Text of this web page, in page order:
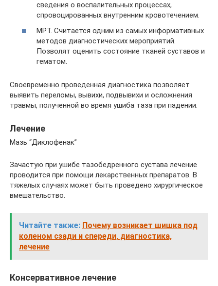
сведения о воспалительных процессах,
спровоцированных внутренним кровотечением.
МРТ. Считается одним из самых информативных
методов диагностических мероприятий.
Позволят оценить состояние тканей суставов и
гематом.
Своевременно проведенная диагностика позволяет
выявить переломы, вывихи, подвывихи и осложнения
травмы, полученной во время ушиба таза при падении.
Лечение
Мазь “Диклофенак”
Зачастую при ушибе тазобедренного сустава лечение
проводится при помощи лекарственных препаратов. В
тяжелых случаях может быть проведено хирургическое
вмешательство.
Читайте также: Почему возникает шишка под
коленом сзади и спереди, диагностика,
лечение
Консервативное лечение